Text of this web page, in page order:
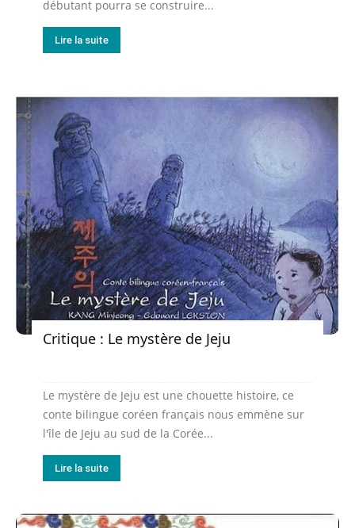
débutant pourra se construire...
Lire la suite
Critique : Le mystère de Jeju
Le mystère de Jeju est une chouette histoire, ce
conte bilingue coréen français nous emmène sur
l'île de Jeju au sud de la Corée...
Lire la suite